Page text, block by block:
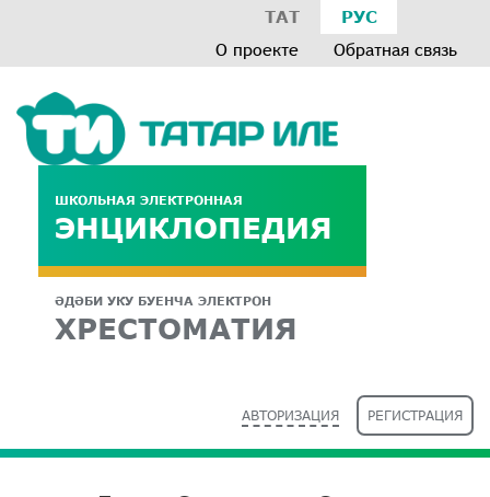
ТАТ РУС
О проекте Обратная связь
ШКОЛЬНАЯ ЭЛЕКТРОННАЯ
ЭНЦИКЛОПЕДИЯ
ӘДӘБИ УКУ БУЕНЧА ЭЛЕКТРОН
ХРЕСТОМАТИЯ
АВТОРИЗАЦИЯ РЕГИСТРАЦИЯ